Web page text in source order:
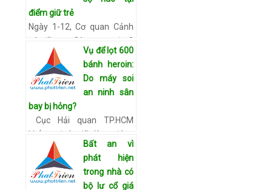
điểm giữ trẻ
Ngày 1-12, Cơ quan Cảnh
sát điều tra Công an quận 8
(TP.HCM) cho biết đã lập hồ
sơ ban đầu để điều tra, làm
rõ việc bé N.D.L. (13 tháng
tuổi, ngụ Q.8)…Xem chi tiết
Vụ để lọt 600
bánh heroin:
Do máy soi
an ninh sân
bay bị hỏng?
Cục Hải quan TP.HCM
khẳng định đã làm đúng
quy trình, việc để lọt 600
bánh heroin là do máy soi
an ninh sân bay bị hỏng và
Bất an vì
phát hiện
trong nhà có
bộ lư cổ giá